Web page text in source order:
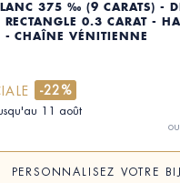
375 ‰ (9 CARATS) -
RECTANGLE 0.3 CARAT -
- CHAÎNE VÉNITIENNE
-22%
11 août
PERSONNALISEZ VOTRE